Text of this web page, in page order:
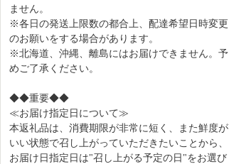
ません。
※各日の発送上限数の都合上、配達希望日時変更
のお願いをする場合があります。
※北海道、沖縄、離島にはお届けできません。予
めご了承ください。
◆◆重要◆◆
≪お届け指定日について≫
本返礼品は、消費期限が非常に短く、また鮮度が
いい状態で召し上がっていただきたいことから、
お届け日指定日は"召し上がる予定の日"をお選び